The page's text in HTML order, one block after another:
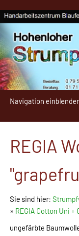
Navigation
REGIA
Sie sind hier:
» REGIA Cotton Uni +
ungefärbte